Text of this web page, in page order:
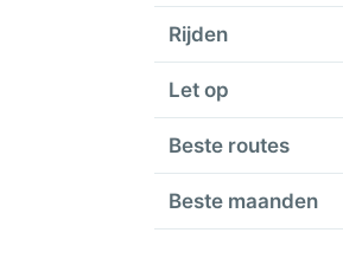
Rijden
Let op
Beste routes
Beste maanden